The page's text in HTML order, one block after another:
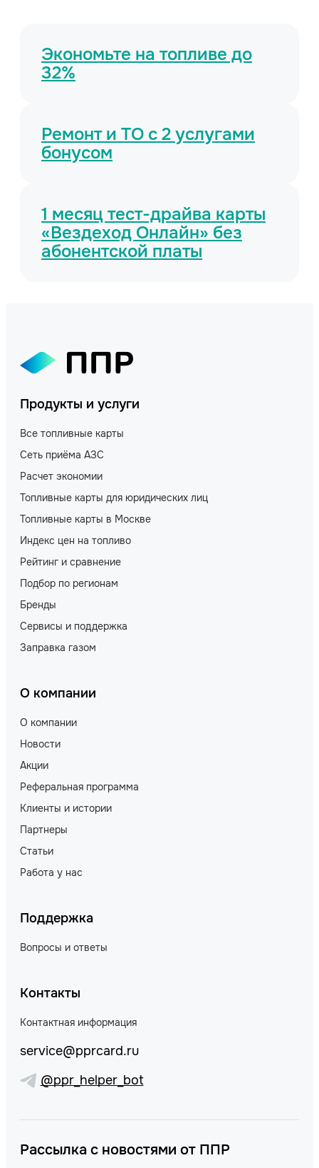
Экономьте на топливе до
32%
Ремонт и ТО с 2 услугами
бонусом
1 месяц тест-драйва карты
«Вездеход Онлайн» без
абонентской платы
Продукты и услуги
Все топливные карты
Сеть приёма АЗС
Расчет экономии
Топливные карты для юридических лиц
Топливные карты в Москве
Индекс цен на топливо
Рейтинг и сравнение
Подбор по регионам
Бренды
Сервисы и поддержка
Заправка газом
О компании
О компании
Новости
Акции
Реферальная программа
Клиенты и истории
Партнеры
Статьи
Работа у нас
Поддержка
Вопросы и ответы
Контакты
Контактная информация
service@pprcard.ru
@ppr_helper_bot
Рассылка с новостями от ППР